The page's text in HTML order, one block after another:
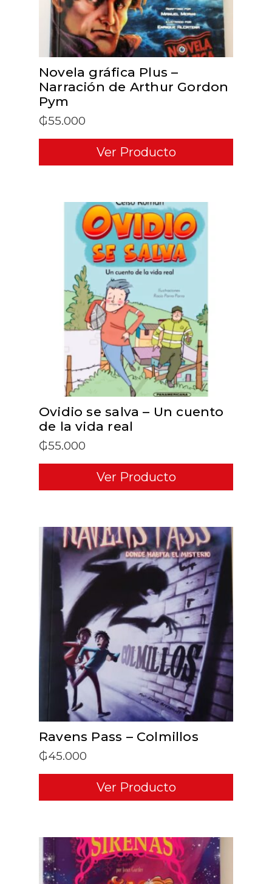
Novela gráfica Plus –
Narración de Arthur Gordon
Pym
₲55.000
Ver Producto
ADD TO CART
Ovidio se salva – Un cuento
de la vida real
₲55.000
Ver Producto
ADD TO CART
Ravens Pass – Colmillos
₲45.000
Ver Producto